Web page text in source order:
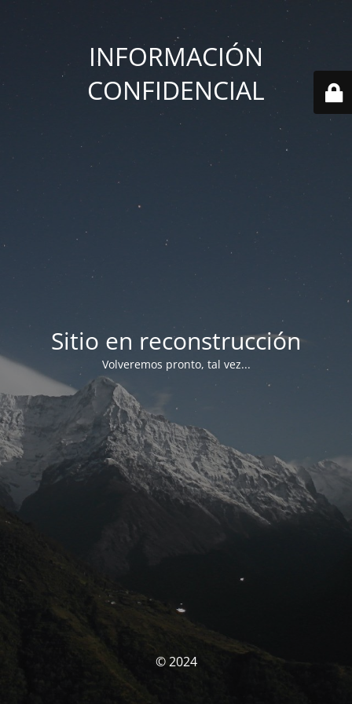
INFORMACIÓN
CONFIDENCIAL
Sitio en reconstrucción
Volveremos pronto, tal vez...
© 2024